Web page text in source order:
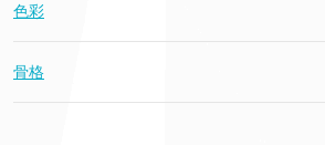
色彩
骨格